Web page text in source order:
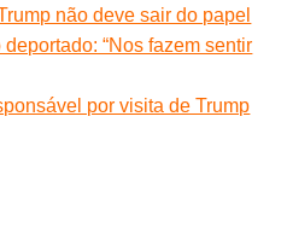
não deve sair do papel
deportado: “Nos fazem sentir
por visita de Trump